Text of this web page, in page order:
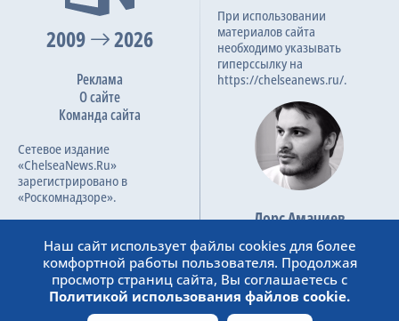
2009 2026
Реклама
О сайте
Команда сайта
Сетевое издание
«ChelseaNews.Ru»
зарегистрировано в
«Роскомнадзоре».
ФС 77 – 87138.
При использовании
материалов сайта
необходимо указывать
гиперссылку на
https://chelseanews.ru/.
Лорс Амачиев
Основатель сайта
admin@chelseanews.ru
https://www.linkedin.com/
Наш сайт использует файлы cookies для более
комфортной работы пользователя. Продолжая
просмотр страниц сайта, Вы соглашаетесь с
Политикой использования файлов cookie.